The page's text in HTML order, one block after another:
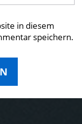
in diesem
speichern.